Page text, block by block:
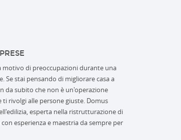
motivo di preoccupazioni durante una
stai pensando di migliorare casa a
da subito che non è un'operazione
rivolgi alle persone giuste. Domus
esperta nella ristrutturazione di
esperienza e maestria da sempre per